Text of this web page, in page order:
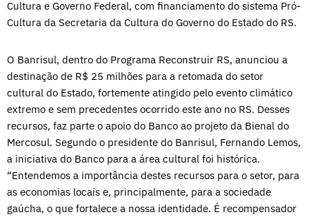
Cultura e Governo Federal, com financiamento do sistema Pró-
Cultura da Secretaria da Cultura do Governo do Estado do RS.
O Banrisul, dentro do Programa Reconstruir RS, anunciou a
destinação de R$ 25 milhões para a retomada do setor
cultural do Estado, fortemente atingido pelo evento climático
extremo e sem precedentes ocorrido este ano no RS. Desses
recursos, faz parte o apoio do Banco ao projeto da Bienal do
Mercosul. Segundo o presidente do Banrisul, Fernando Lemos,
a iniciativa do Banco para a área cultural foi histórica.
“Entendemos a importância destes recursos para o setor, para
as economias locais e, principalmente, para a sociedade
gaúcha, o que fortalece a nossa identidade. É recompensador